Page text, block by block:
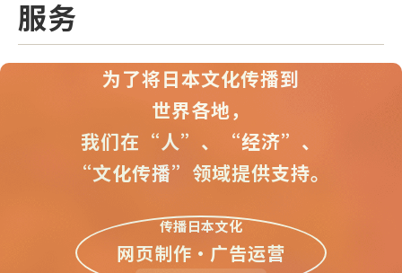
服务
为了将日本文化传播到
世界各地，
我们在“人”、“经济”、
“文化传播”领域提供支持。
传播日本文化
网页制作・广告运营